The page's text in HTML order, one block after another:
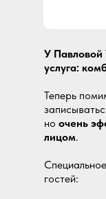
У Павловой
услуга:
Теперь
но очень
лицом.
гостей: